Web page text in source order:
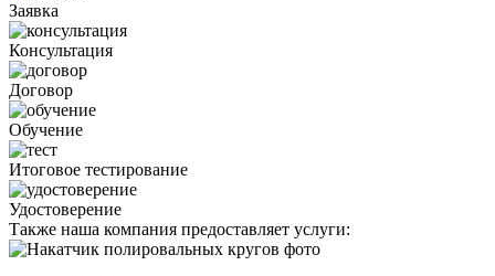
Заявка
Консультация
Договор
Обучение
Итоговое тестирование
Удостоверение
Также наша компания предоставляет услуги: